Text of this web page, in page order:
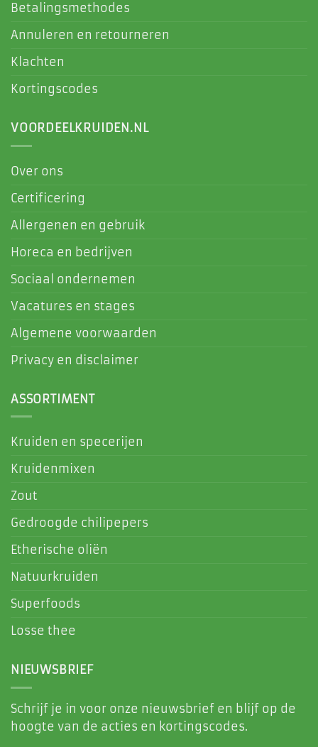
Betalingsmethodes
Annuleren en retourneren
Klachten
Kortingscodes
VOORDEELKRUIDEN.NL
Over ons
Certificering
Allergenen en gebruik
Horeca en bedrijven
Sociaal ondernemen
Vacatures en stages
Algemene voorwaarden
Privacy en disclaimer
ASSORTIMENT
Kruiden en specerijen
Kruidenmixen
Zout
Gedroogde chilipepers
Etherische oliën
Natuurkruiden
Superfoods
Losse thee
NIEUWSBRIEF
Schrijf je in voor onze nieuwsbrief en blijf op de
hoogte van de acties en kortingscodes.